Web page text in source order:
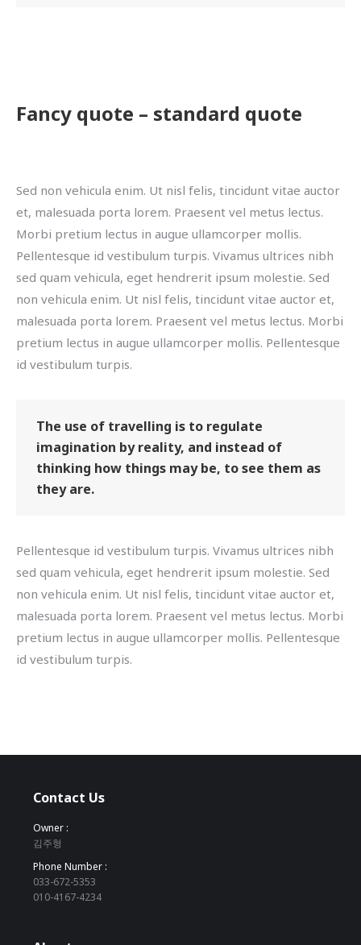
Fancy quote – standard quote
Sed non vehicula enim. Ut nisl felis, tincidunt vitae auctor
et, malesuada porta lorem. Praesent vel metus lectus.
Morbi pretium lectus in augue ullamcorper mollis.
Pellentesque id vestibulum turpis. Vivamus ultrices nibh
sed quam vehicula, eget hendrerit ipsum molestie. Sed
non vehicula enim. Ut nisl felis, tincidunt vitae auctor et,
malesuada porta lorem. Praesent vel metus lectus. Morbi
pretium lectus in augue ullamcorper mollis. Pellentesque
id vestibulum turpis.
The use of travelling is to regulate
imagination by reality, and instead of
thinking how things may be, to see them as
they are.
Pellentesque id vestibulum turpis. Vivamus ultrices nibh
sed quam vehicula, eget hendrerit ipsum molestie. Sed
non vehicula enim. Ut nisl felis, tincidunt vitae auctor et,
malesuada porta lorem. Praesent vel metus lectus. Morbi
pretium lectus in augue ullamcorper mollis. Pellentesque
id vestibulum turpis.
Contact Us
Owner :
김주형
Phone Number :
033-672-5353
010-4167-4234